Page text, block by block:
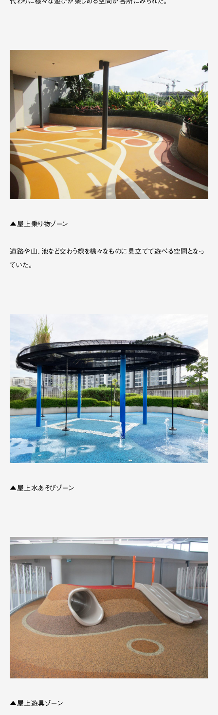
代わりに様々な遊びが楽しめる空間が各所にみられた。
▲屋上乗り物ゾーン
道路や山、池など交わう線を様々なものに見立てて遊べる空間となっ
ていた。
▲屋上水あそびゾーン
▲屋上遊具ゾーン